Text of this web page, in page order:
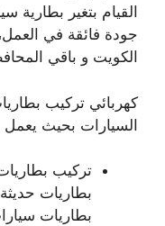
القيام بتغير
جودة فائقة في
الكويت و باقي
كهربائي تركيب
السيارات بحيث
تركيب
بطاريات